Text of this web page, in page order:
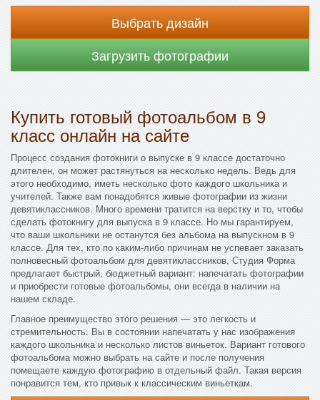
Выбрать дизайн
Загрузить фотографии
Купить готовый фотоальбом в 9
класс онлайн на сайте
Процесс создания фотокниги о выпуске в 9 классе достаточно
длителен, он может растянуться на несколько недель. Ведь для
этого необходимо, иметь несколько фото каждого школьника и
учителей. Также вам понадобятся живые фотографии из жизни
девятиклассников. Много времени тратится на верстку и то, чтобы
сделать фотокнигу для выпуска в 9 классе. Но мы гарантируем,
что ваши школьники не останутся без альбома на выпускном в 9
классе. Для тех, кто по каким-либо причинам не успевает заказать
полновесный фотоальбом для девятиклассников, Студия Форма
предлагает быстрый, бюджетный вариант: напечатать фотографии
и приобрести готовые фотоальбомы, они всегда в наличии на
нашем складе.
Главное преимущество этого решения — это легкость и
стремительность. Вы в состоянии напечатать у нас изображения
каждого школьника и несколько листов виньеток. Вариант готового
фотоальбома можно выбрать на сайте и после получения
помещаете каждую фотографию в отдельный файл. Такая версия
понравится тем, кто привык к классическим виньеткам.